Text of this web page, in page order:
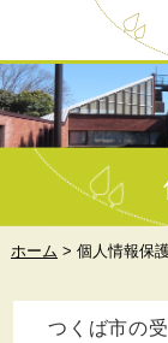
ホーム > 個人情報保
つくば市の